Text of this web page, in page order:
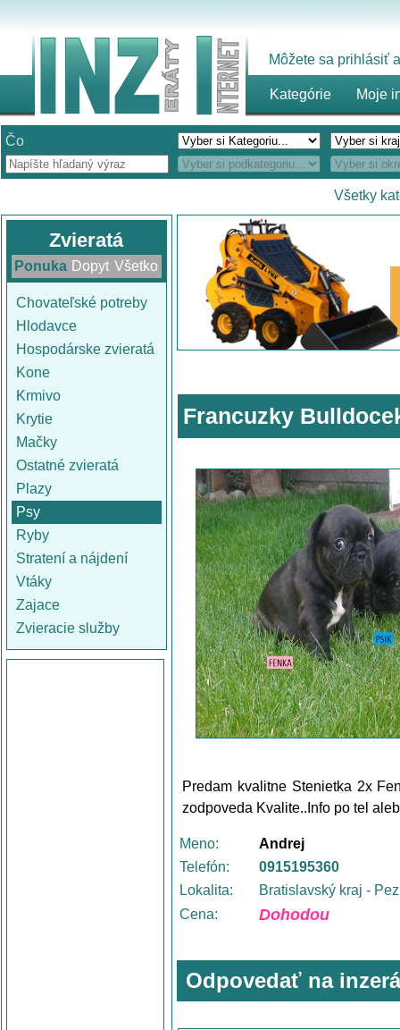
Môžete sa prihlásiť
Kategórie Moje
Čo
Všetky
Zvieratá
Ponuka Dopyt Všetko
Chovateľské potreby
Hlodavce
Hospodárske zvieratá
Kone
Krmivo
Krytie
Mačky
Ostatné zvieratá
Plazy
Psy
Ryby
Stratení a nájdení
Vtáky
Zajace
Zvieracie služby
Francuzky
Predam kvalitne Stenietka 2x
zodpoveda Kvalite..Info po tel
Meno:
Andrej
Telefón:
0915195360
Lokalita:
Bratislavský kraj -
Cena:
Dohodou
Odpovedať na